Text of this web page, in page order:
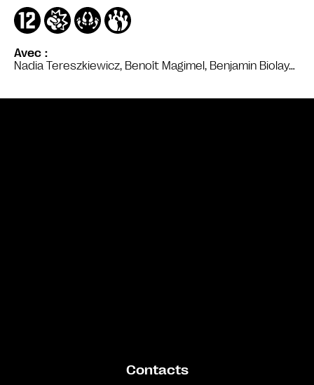
Avec
Nadia Tereszkiewicz, Benoît Magimel, Benjamin Biolay…
Contacts